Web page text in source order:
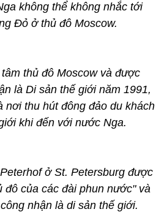
không thể không nhắc tới
Đỏ ở thủ đô Moscow.
thủ đô Moscow và được
là Di sản thế giới năm 1991,
nơi thu hút đông đảo du khách
khi đến với nước Nga.
ở St. Petersburg được
đô của các đài phun nước" và
nhận là di sản thế giới.